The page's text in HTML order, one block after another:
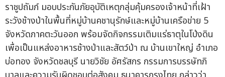
ราชูปถัมภ์ มอบประกันภัยอุบัติเหตุกลุ่มคุ้มครองเจ้าหน้าที่เฝ้า
ระวังช้างป่าในพื้นที่หมู่บ้านคชานุรักษ์และหมู่บ้านเครือข่าย 5
จังหวัดภาคตะวันออก พร้อมจัดกิจกรรมเติมแร่ธาตุในโป่งดิน
เพื่อเป็นแหล่งอาหารช้างป่าและสัตว์ป่า ณ บ้านเขาใหญ่ อำเภอ
บ่อทอง จังหวัดชลบุรี นายวิชัย อัศรัสกร กรรมการบรรษัทภิ